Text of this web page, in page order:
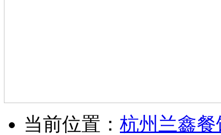
当前位置： 杭州兰鑫